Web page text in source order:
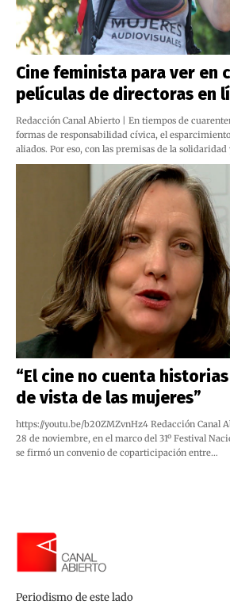
Cine feminista para ver en
películas de directoras en
Redacción Canal Abierto ‪| En tiempos de cuarentena y aislamiento como
formas de responsabilidad cívica, el
aliados. Por eso, con las premisas de la solidaridad
“El cine no cuenta
de vista de las mujeres”
https://youtu.be/b20ZMZvnHz4 Redacción Canal
28 de noviembre, en el marco del 31º Festival
se firmó un convenio de coparticipación entre…
Periodismo de este lado